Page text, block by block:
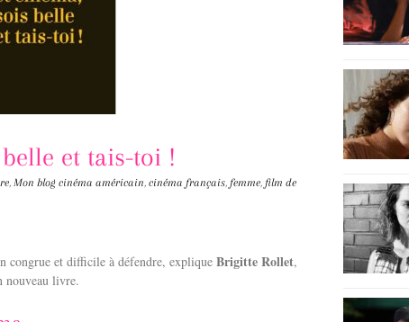
et tais-toi !
, Mon blog cinéma américain, cinéma français, femme, film de
congrue et difficile à défendre, explique Brigitte Rollet,
nouveau livre.